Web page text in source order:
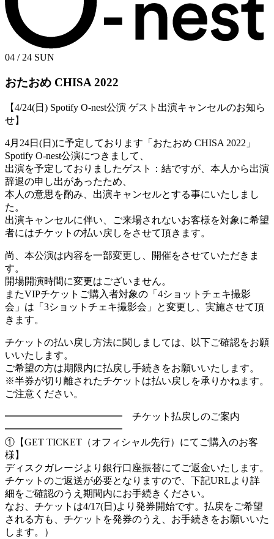
04 / 24 SUN
おたおめ CHISA 2022
【4/24(日) Spotify O-nest公演 ゲスト出演キャンセルのお知ら
せ】
4月24日(日)に予定しております「おたおめ CHISA 2022」
Spotify O-nest公演につきまして、
出演を予定しておりましたゲスト：結ですが、本人から出演
辞退の申し出があったため、
本人の意思を酌み、出演キャンセルとする事にいたしまし
た。
出演キャンセルに伴い、ご来場されないお客様を対象に希望
者にはチケットの払い戻しをさせて頂きます。
尚、本公演は内容を一部変更し、開催をさせていただきま
す。
開場開演時間に変更はございません。
またVIPチケットご購入者対象の「4ショットチェキ撮影
会」は「3ショットチェキ撮影会」と変更し、実施させて頂
きます。
チケットの払い戻し方法に関しましては、以下ご確認をお願
いいたします。
ご希望の方は期限内に払戻し手続きをお願いいたします。
※半券が切り離されたチケットは払い戻しを承りかねます。
ご注意ください。
━━━━━━━━━━━━ チケット払戻しのご案内
━━━━━━━━━━━━
①【GET TICKET（オフィシャル先行）にてご購入のお客
様】
ディスクガレージより銀行口座振替にてご返金いたします。
チケットのご返送が必要となりますので、下記URLより詳
細をご確認のうえ期間内にお手続きください。
なお、チケットは4/17(日)より発券開始です。払戻をご希望
される方も、チケットを発券のうえ、お手続きをお願いいた
します。）